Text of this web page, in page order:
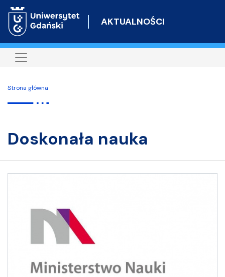
do
AKTUALNOŚCI
Strona główna
doskonała nauka